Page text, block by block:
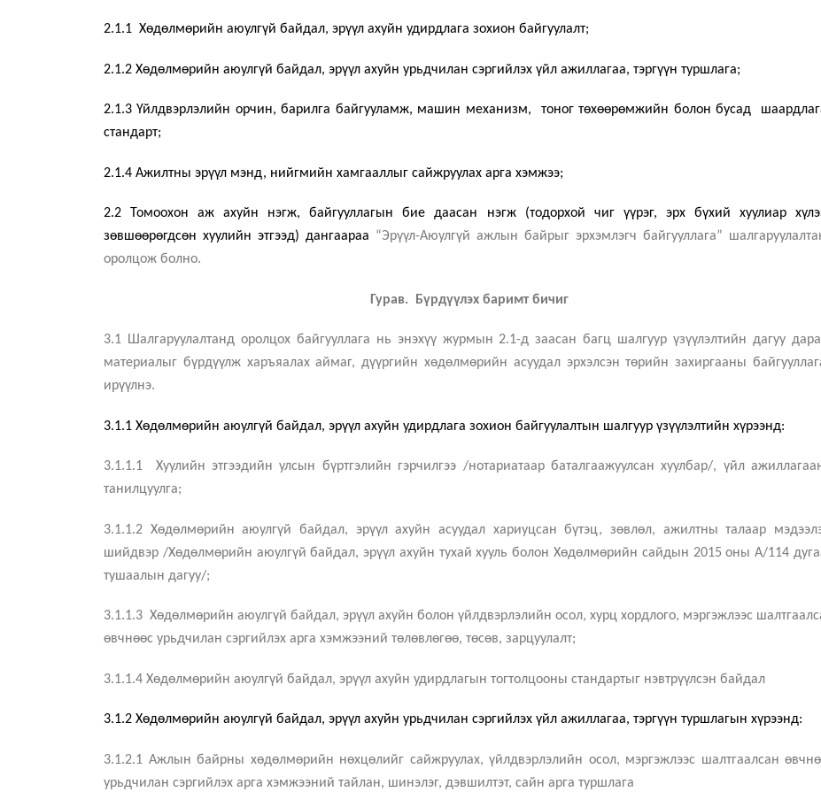
2.1.1 Хөдөлмөрийн аюулгүй байдал, эрүүл ахуйн удирдлага зохион байгуулалт;
2.1.2 Хөдөлмөрийн аюулгүй байдал, эрүүл ахуйн урьдчилан сэргийлэх үйл ажиллагаа, тэргүүн туршлага;
2.1.3 Үйлдвэрлэлийн орчин, барилга байгууламж, машин механизм, тоног төхөөрөмжийн болон бусад
стандарт;
2.1.4 Ажилтны эрүүл мэнд, нийгмийн хамгааллыг сайжруулах арга хэмжээ;
2.2 Томоохон аж ахуйн нэгж, байгууллагын бие даасан нэгж (тодорхой чиг үүрэг, эрх бүхий хуулиар
зөвшөөрөгдсөн хуулийн этгээд) дангаараа “Эрүүл-Аюулгүй ажлын байрыг эрхэмлэгч байгууллага”
оролцож болно.
Гурав. Бүрдүүлэх баримт бичиг
3.1 Шалгаруулалтанд оролцох байгууллага нь энэхүү журмын 2.1-д заасан багц шалгуур үзүүлэлтийн дагуу
материалыг бүрдүүлж харъяалах аймаг, дүүргийн хөдөлмөрийн асуудал эрхэлсэн төрийн захиргааны
ирүүлнэ.
3.1.1 Хөдөлмөрийн аюулгүй байдал, эрүүл ахуйн удирдлага зохион байгуулалтын шалгуур үзүүлэлтийн хүрээнд:
3.1.1.1 Хуулийн этгээдийн улсын бүртгэлийн гэрчилгээ /нотариатаар баталгаажуулсан хуулбар/, үйл
танилцуулга;
3.1.1.2 Хөдөлмөрийн аюулгүй байдал, эрүүл ахуйн асуудал хариуцсан бүтэц, зөвлөл, ажилтны талаар
шийдвэр /Хөдөлмөрийн аюулгүй байдал, эрүүл ахуйн тухай хууль болон Хөдөлмөрийн сайдын 2015 оны А/114
тушаалын дагуу/;
3.1.1.3 Хөдөлмөрийн аюулгүй байдал, эрүүл ахуйн болон үйлдвэрлэлийн осол, хурц хордлого, мэргэжлээс
өвчнөөс урьдчилан сэргийлэх арга хэмжээний төлөвлөгөө, төсөв, зарцуулалт;
3.1.1.4 Хөдөлмөрийн аюулгүй байдал, эрүүл ахуйн удирдлагын тогтолцооны стандартыг нэвтрүүлсэн байдал
3.1.2 Хөдөлмөрийн аюулгүй байдал, эрүүл ахуйн урьдчилан сэргийлэх үйл ажиллагаа, тэргүүн туршлагын хүрээнд:
3.1.2.1 Ажлын байрны хөдөлмөрийн нөхцөлийг сайжруулах, үйлдвэрлэлийн осол, мэргэжлээс шалтгаалсан
урьдчилан сэргийлэх арга хэмжээний тайлан, шинэлэг, дэвшилтэт, сайн арга туршлага